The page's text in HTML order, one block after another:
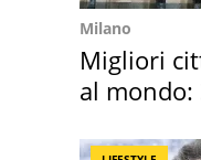
Milano
Migliori
al